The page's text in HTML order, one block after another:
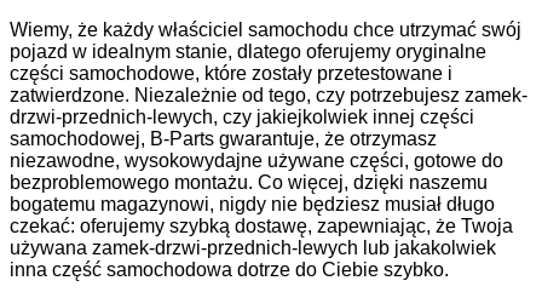
Wiemy, że każdy właściciel samochodu chce utrzymać swój
pojazd w idealnym stanie, dlatego oferujemy oryginalne
części samochodowe, które zostały przetestowane i
zatwierdzone. Niezależnie od tego, czy potrzebujesz zamek-
drzwi-przednich-lewych, czy jakiejkolwiek innej części
samochodowej, B-Parts gwarantuje, że otrzymasz
niezawodne, wysokowydajne używane części, gotowe do
bezproblemowego montażu. Co więcej, dzięki naszemu
bogatemu magazynowi, nigdy nie będziesz musiał długo
czekać: oferujemy szybką dostawę, zapewniając, że Twoja
używana zamek-drzwi-przednich-lewych lub jakakolwiek
inna część samochodowa dotrze do Ciebie szybko.